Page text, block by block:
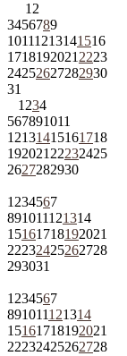
1 2
3456789
10111213141516
1718192021 2223
24252627282930
31
1 234
567891011
12131415161718
192021 22232425
2627282930
1 234567
891011121314
15161718192021
22232425262728
293031
1 234567
891011121314
15161718192021
22232425262728